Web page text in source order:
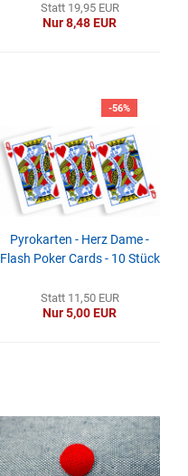
Statt 19,95 EUR
Nur 8,48 EUR
-56%
Pyrokarten - Herz Dame -
Flash Poker Cards - 10 Stück
Statt 11,50 EUR
Nur 5,00 EUR